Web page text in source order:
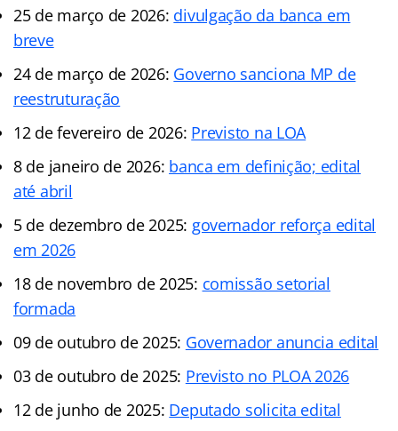
25 de março de 2026: divulgação da banca em
breve
24 de março de 2026: Governo sanciona MP de
reestruturação
12 de fevereiro de 2026: Previsto na LOA
8 de janeiro de 2026: banca em definição; edital
até abril
5 de dezembro de 2025: governador reforça edital
em 2026
18 de novembro de 2025: comissão setorial
formada
09 de outubro de 2025: Governador anuncia edital
03 de outubro de 2025: Previsto no PLOA 2026
12 de junho de 2025: Deputado solicita edital